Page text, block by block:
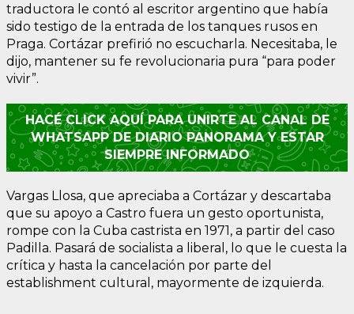
traductora le contó al escritor argentino que había
sido testigo de la entrada de los tanques rusos en
Praga. Cortázar prefirió no escucharla. Necesitaba, le
dijo, mantener su fe revolucionaria pura “para poder
vivir”.
HACÉ CLICK AQUÍ PARA UNIRTE AL CANAL DE
WHATSAPP DE DIARIO PANORAMA Y ESTAR
SIEMPRE INFORMADO
Vargas Llosa, que apreciaba a Cortázar y descartaba
que su apoyo a Castro fuera un gesto oportunista,
rompe con la Cuba castrista en 1971, a partir del caso
Padilla. Pasará de socialista a liberal, lo que le cuesta la
crítica y hasta la cancelación por parte del
establishment cultural, mayormente de izquierda.